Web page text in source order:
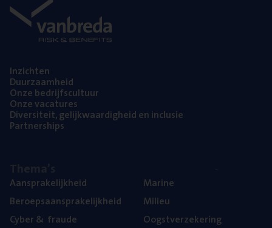
Inzich­ten
Duur­zaam­heid
Onze bedrijfs­cul­tuur
Onze vaca­tu­res
Diver­si­teit, gelijk­waar­dig­heid en inclusie
Part­ner­ships
Aan­spra­ke­lijk­heid
Beroeps­aan­spra­ke­lijk­heid
Cyber& fraude
Mari­ne
Mili­eu
Oogst­ver­ze­ke­ring